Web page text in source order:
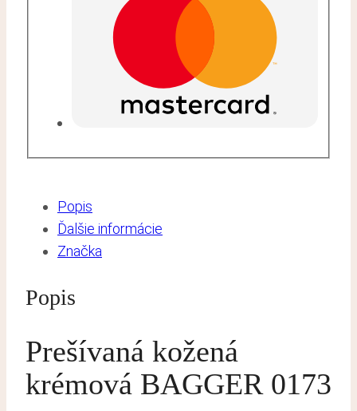
Popis
Ďalšie informácie
Značka
Popis
Prešívaná kožená
krémová BAGGER 0173